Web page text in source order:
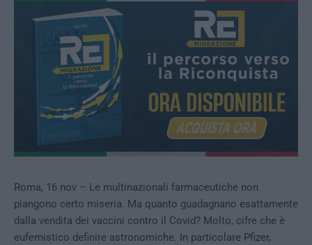
Roma, 16 nov – Le multinazionali farmaceutiche non
piangono certo miseria. Ma quanto guadagnano esattamente
dalla vendita dei vaccini contro il Covid? Molto, cifre che è
eufemistico definire astronomiche. In particolare Pfizer,